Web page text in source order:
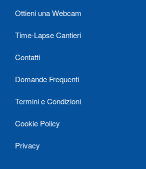
Ottieni una Webcam
Time-Lapse Cantieri
Contatti
Domande Frequenti
Termini e Condizioni
Cookie Policy
Privacy